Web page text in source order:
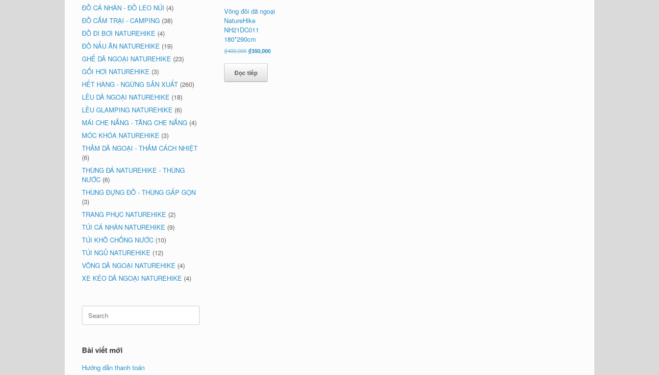
Võng đôi dã ngoại
NatureHike
NH21DC011
180*290cm
₫400,000Giá
là:
₫400,000.
₫350,000Giá
Đọc tiếp
ĐỒ CÁ NHÂN - ĐỒ LEO NÚI (4)
ĐỒ CẮM TRẠI - CAMPING (38)
ĐỒ ĐI BƠI NATUREHIKE (4)
ĐỒ NẤU ĂN NATUREHIKE (19)
GHẾ DÃ NGOẠI NATUREHIKE (23)
GỐI HƠI NATUREHIKE (3)
HẾT HÀNG - NGỪNG SẢN XUẤT (260)
LỀU DÃ NGOẠI NATUREHIKE (18)
LỀU GLAMPING NATUREHIKE (6)
MÁI CHE NẮNG - TĂNG CHE NẮNG (4)
MÓC KHÓA NATUREHIKE (3)
THẢM DÃ NGOẠI - THẢM CÁCH NHIỆT
(6)
THÙNG ĐÁ NATUREHIKE - THÙNG
NƯỚC (6)
THÙNG ĐỰNG ĐỒ - THÙNG GẤP GỌN
(3)
TRANG PHỤC NATUREHIKE (2)
TÚI CÁ NHÂN NATUREHIKE (9)
TÚI KHÔ CHỐNG NƯỚC (10)
TÚI NGỦ NATUREHIKE (12)
VÕNG DÃ NGOẠI NATUREHIKE (4)
XE KÉO DÃ NGOẠI NATUREHIKE (4)
Search
for:
Bài viết mới
Hướng dẫn thanh toán